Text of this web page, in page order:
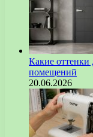
Какие оттенки
помещений
20.06.2026